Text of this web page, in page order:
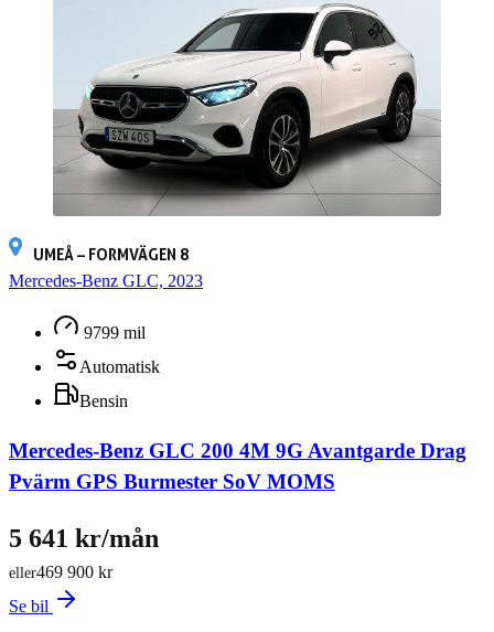
UMEÅ – FORMVÄGEN 8
Mercedes-Benz GLC, 2023
9799 mil
Automatisk
Bensin
Mercedes-Benz GLC 200 4M 9G Avantgarde Drag
Pvärm GPS Burmester SoV MOMS
469 900 kr
eller
5 641 kr/mån
Se bil